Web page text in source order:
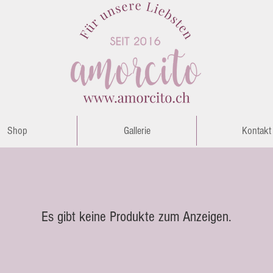
Shop Gallerie Kontakt
Es gibt keine Produkte zum Anzeigen.